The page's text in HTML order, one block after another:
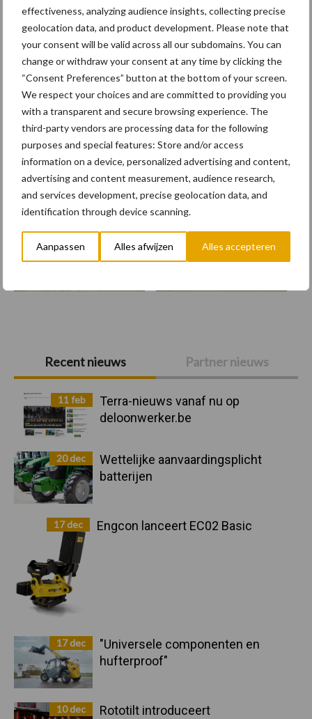
effectiveness, analyzing audience insights, collecting precise
geolocation data, and product development. Please note that
your consent will be valid across all our subdomains. You can
change or withdraw your consent at any time by clicking the
“Consent Preferences” button at the bottom of your screen.
We respect your choices and are committed to providing you
with a transparent and secure browsing experience. The
third-party vendors are processing data for the following
purposes and special features: Store and/or access
information on a device, personalized advertising and content,
advertising and content measurement, audience research,
and services development, precise geolocation data, and
identification through device scanning.
Aanpassen Alles afwijzen Alles accepteren
Primaire
Sidebar
Recent nieuws Partner nieuws
11 feb
Terra-nieuws vanaf nu op
deloonwerker.be
20 dec
Wettelijke aanvaardingsplicht
batterijen
17 dec Engcon lanceert EC02 Basic
17 dec
"Universele componenten en
hufterproof"
10 dec
Rototilt introduceert
Renault Trucks registreert
de allereerste elektrische
retrofit vrachtwagen
Meer lezen?
Kies uit onderstaande thema's:
Activiteiten Bouwmachines